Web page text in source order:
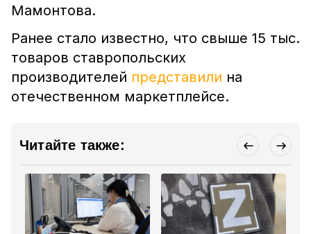
Мамонтова.
Ранее стало известно, что свыше 15 тыс.
товаров ставропольских
производителей представили на
отечественном маркетплейсе.
Читайте также: